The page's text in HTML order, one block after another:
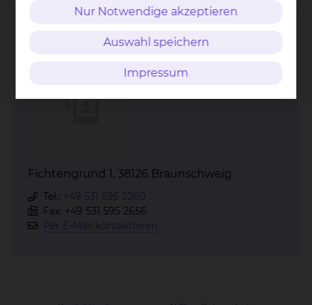
Allgemeinchirurgische Ambulanz
Fichtengrund 1, 38126 Braunschweig
Tel.: +49 531 595 2260
Fax: +49 531 595 2656
Per E-Mail kontaktieren
Nur Notwendige akzeptieren
Auswahl speichern
Impressum